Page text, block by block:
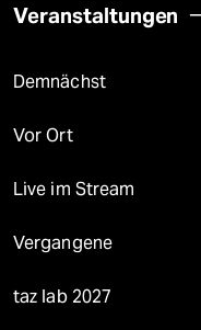
Veranstaltungen
Demnächst
Vor Ort
Live im Stream
Vergangene
taz lab 2027